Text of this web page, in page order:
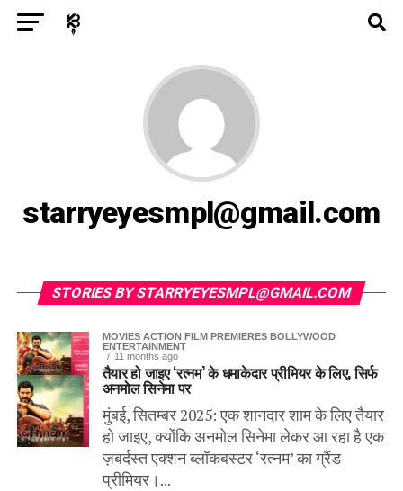
ASTROLOGY
TECH SPORTS
starryeyesmpl@gmail.com
STORIES BY STARRYEYESMPL@GMAIL.COM
MOVIES ACTION FILM PREMIERES BOLLYWOOD
ENTERTAINMENT
11 months ago
तैयार हो जाइए ‘रत्नम’ के धमाकेदार प्रीमियर के लिए, सिर्फ
अनमोल सिनेमा पर
मुंबई, सितम्बर 2025: एक शानदार शाम के लिए तैयार
हो जाइए, क्योंकि अनमोल सिनेमा लेकर आ रहा है एक
ज़बर्दस्त एक्शन ब्लॉकबस्टर ‘रत्नम’ का ग्रैंड
प्रीमियर।...